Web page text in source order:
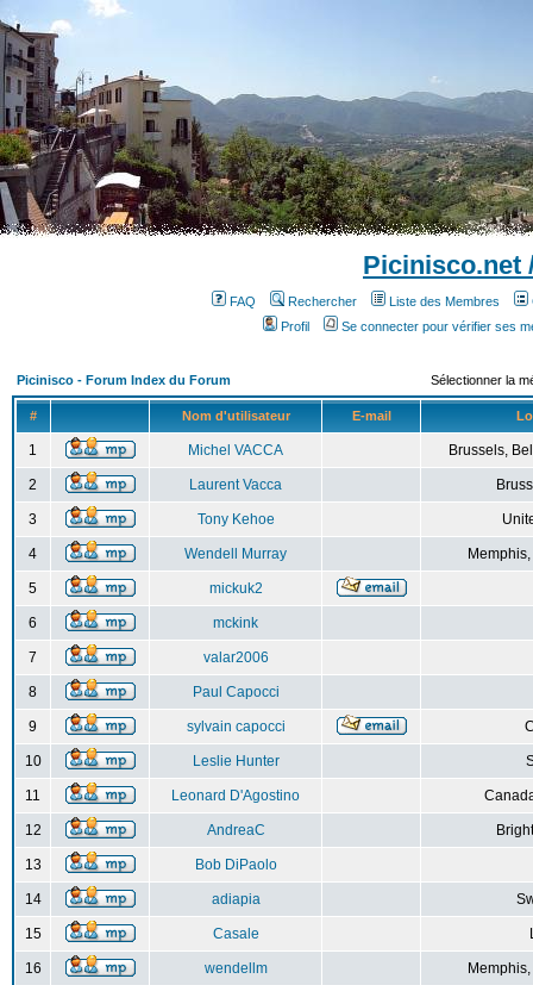
Picinisco.net
FAQ Rechercher Liste des Membres
Profil
Se connecter pour vérifier ses
Picinisco - Forum Index du Forum Sélectionner la
# Nom d'utilisateur E-mail
1 Michel VACCA Brussels,
2 Laurent Vacca
3 Tony Kehoe
4 Wendell Murray
5 mickuk2
6 mckink
7 valar2006
8 Paul Capocci
9 sylvain capocci
10 Leslie Hunter
11 Leonard D'Agostino
12 AndreaC
13 Bob DiPaolo
14 adiapia
15 Casale
16 wendellm